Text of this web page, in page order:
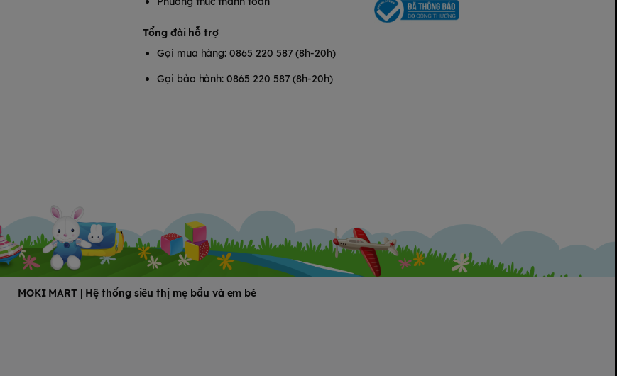
Tổng đài hỗ trợ
Gọi mua hàng: 0865 220 587 (8h-20h)
Gọi bảo hành: 0865 220 587 (8h-20h)
MOKI MART | Hệ thống siêu thị mẹ bầu và em bé